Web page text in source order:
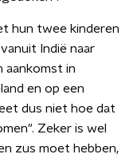
hun twee kinderen
Indië naar
aankomst in
en op een
dus niet hoe dat
Zeker is wel
zus moet hebben,